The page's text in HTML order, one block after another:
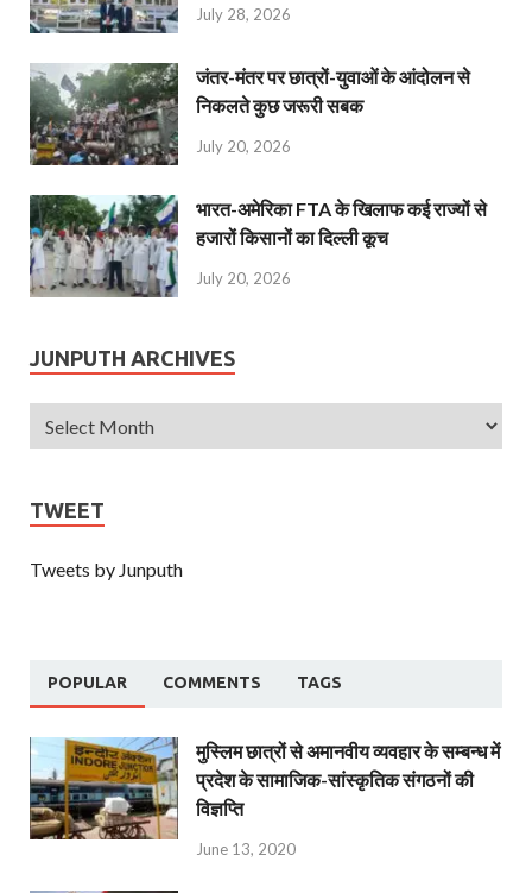
July 28, 2026
जंतर-मंतर पर छात्रों-युवाओं के आंदोलन से
निकलते कुछ जरूरी सबक
July 20, 2026
भारत-अमेरिका FTA के खिलाफ कई राज्यों से
हजारों किसानों का दिल्ली कूच
July 20, 2026
JUNPUTH ARCHIVES
TWEET
Tweets by Junputh
POPULAR COMMENTS TAGS
मुस्लिम छात्रों से अमानवीय व्यवहार के सम्बन्ध में
प्रदेश के सामाजिक-सांस्कृतिक संगठनों की
विज्ञप्ति
June 13, 2020